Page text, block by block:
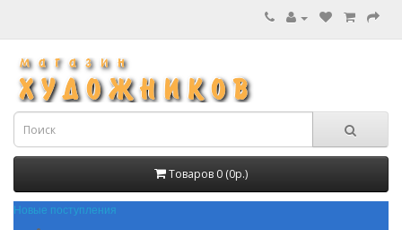
Товаров 0 (0р.)
Новые поступления